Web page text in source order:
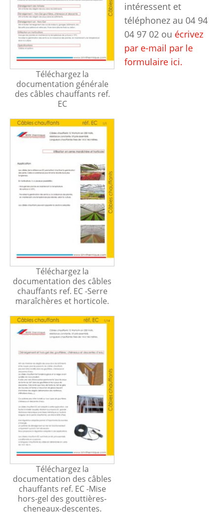
Téléchargez la
documentation générale
des câbles chauffants ref.
EC
Téléchargez la
documentation des câbles
chauffants ref. EC -Serre
maraîchères et horticole.
Téléchargez la
documentation des câbles
chauffants ref. EC -Mise
hors-gel des gouttières-
cheneaux-descentes.
intéressent et
téléphonez au 04 94
04 97 02 ou écrivez
par e-mail par le
formulaire ici.